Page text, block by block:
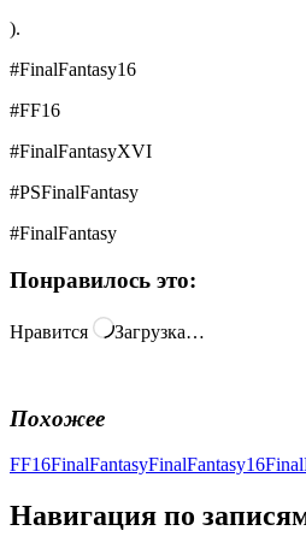
).
#FinalFantasy16
#FF16
#FinalFantasyXVI
#PSFinalFantasy
#FinalFantasy
Понравилось это:
Нравится Загрузка…
Похожее
FF16FinalFantasyFinalFantasy16
Навигация по